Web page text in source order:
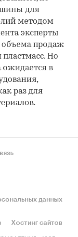
для
методом
эксперты
объема продаж
Но
ожидается в
раз для
данных
Хостинг сайтов